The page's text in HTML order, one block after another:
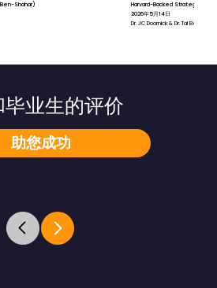
Shahar)
Harvard-Backed Strategies for
2026年5月14日
Dr. JC Doornick & Dr. Tal Ben-
助您成功
业生的评价